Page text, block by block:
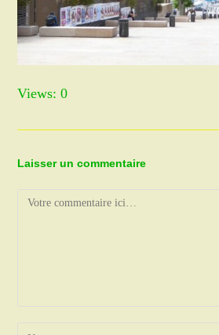
Views: 0
Laisser un commentaire
Comment
Enter